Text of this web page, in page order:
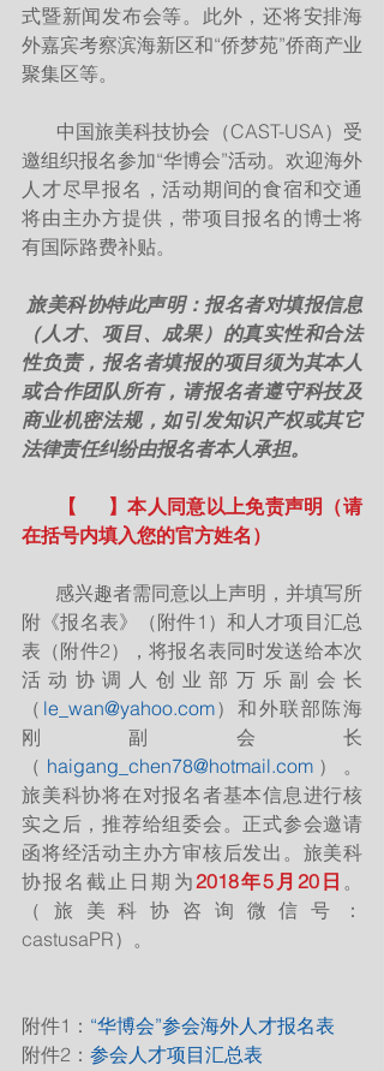
式暨新闻发布会等。此外，还将安排海
外嘉宾考察滨海新区和“侨梦苑”侨商产业
聚集区等。
邀组织报名参加“华博会”活动。欢迎海外
人才尽早报名，活动期间的食宿和交通
将由主办方提供，带项目报名的博士将
有国际路费补贴。
旅美科协特此声明：报名者对填报信息
（人才、项目、成果）的真实性和合法
性负责，报名者填报的项目须为其本人
或合作团队所有，请报名者遵守科技及
商业机密法规，如引发知识产权或其它
法律责任纠纷由报名者本人承担。
在括号内填入您的官方姓名）
附《报名表》（附件1）和人才项目汇总
表（附件2），将报名表同时发送给本次
活动协调人创业部万乐副会长
（ le_wan@yahoo.com）和外联部陈海
刚副会长
（ haigang_chen78@hotmail.com）。
旅美科协将在对报名者基本信息进行核
实之后，推荐给组委会。正式参会邀请
函将经活动主办方审核后发出。旅美科
协报名截止日期为2018年5月20日 。
（旅美科协咨询微信号：
castusaPR）。
附件1： “华博会”参会海外人才报名表
附件2： 参会人才项目汇总表